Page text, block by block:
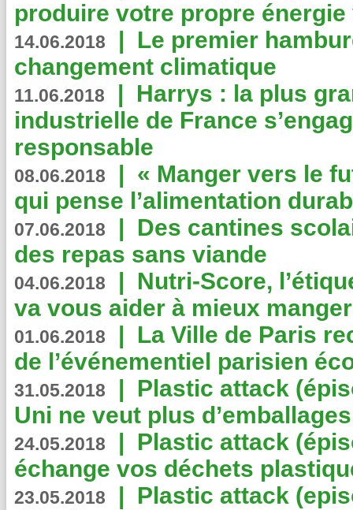
produire votre propre
14.06.2018 | Le premier
changement climatique
11.06.2018 | Harrys : la plus
industrielle de France
responsable
08.06.2018 | « Manger vers le
qui pense l’alimentation
07.06.2018 | Des cantines
des repas sans viande
04.06.2018 | Nutri-Score,
va vous aider à mieux
01.06.2018 | La Ville de Paris
de l’événementiel parisien
31.05.2018 | Plastic attack
Uni ne veut plus
24.05.2018 | Plastic attack
échange vos déchets
23.05.2018 | Plastic attack